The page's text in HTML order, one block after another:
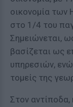
οικονομία των
στο 1/4 του
Σημειώνεται,
βασίζεται ως
υπηρεσιών,
τομείς της
Στον αντίποδα,